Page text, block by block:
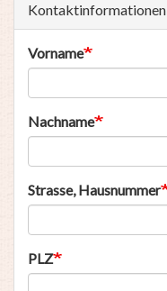
Kontaktinformationen
Vorname
Nachname
Strasse, Hausnummer
PLZ